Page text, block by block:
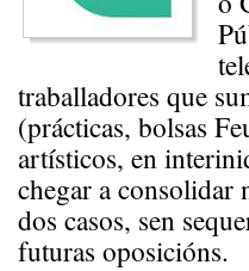
traballadores que
(prácticas, bolsas
artísticos, en
chegar a consolidar
dos casos, sen
futuras oposicións.